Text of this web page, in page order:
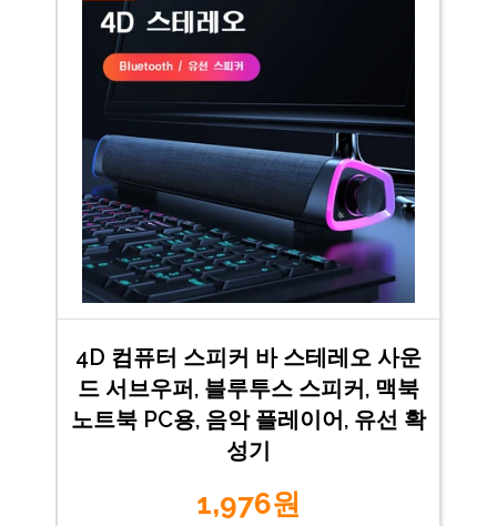
4D 컴퓨터 스피커 바 스테레오 사운
드 서브우퍼, 블루투스 스피커, 맥북
노트북 PC용, 음악 플레이어, 유선 확
성기
1,976원